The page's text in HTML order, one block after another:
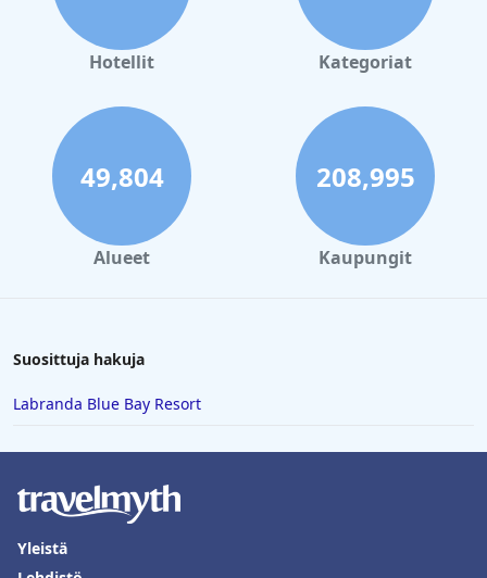
Hotellit Kategoriat
49,804
Alueet
208,995
Kaupungit
Suosittuja hakuja
Labranda Blue Bay Resort
Yleistä